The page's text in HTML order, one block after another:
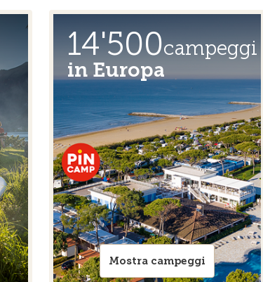
14'500campeggi
in Europa
Mostra campeggi